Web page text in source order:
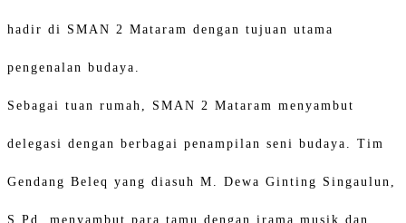
hadir di SMAN 2 Mataram dengan tujuan utama
pengenalan budaya.
Sebagai tuan rumah, SMAN 2 Mataram menyambut
delegasi dengan berbagai penampilan seni budaya. Tim
Gendang Beleq yang diasuh M. Dewa Ginting Singaulun,
S.Pd. menyambut para tamu dengan irama musik dan